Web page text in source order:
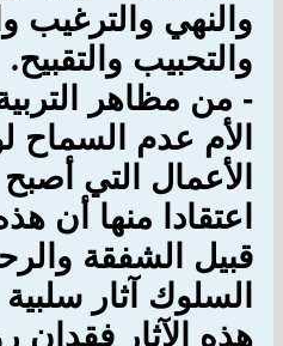
والنهي والترغيب
والتحبيب والتقبيح.
- من مظاهر
الأم عدم السماح
الأعمال التي أصبح
اعتقادا منها أن
قبيل الشفقة
السلوك آثار
هذه الآثار فقدان